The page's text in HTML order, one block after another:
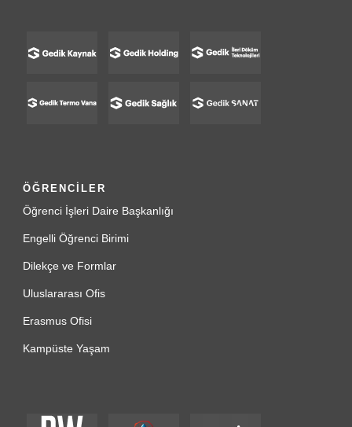
ÖĞRENCİLER
Öğrenci İşleri Daire Başkanlığı
Engelli Öğrenci Birimi
Dilekçe ve Formlar
Uluslararası Ofis
Erasmus Ofisi
Kampüste Yaşam